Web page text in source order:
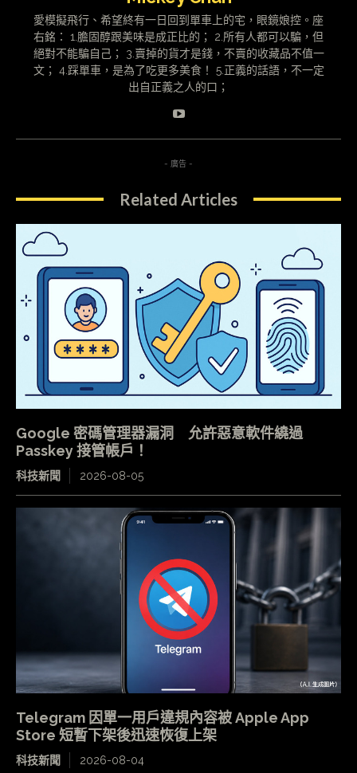
愛模擬飛行、希望終有一日回到單車上的宅，眼鏡娘控。座
右銘： 1.膽固醇跟美味是成正比的； 2.所有人都可以騙，但
絕對不能騙自己； 3.賣掉的貨才是錢，不賣的收藏品不值一
文； 4.踩單車，是為了吃更多美食！ 5.正義的話語，不一定
出自正義之人的口；
- 廣告 -
Related Articles
Google 密碼管理器漏洞 允許惡意軟件繞過
Passkey 接管帳戶！
科技新聞 2026-08-05
Telegram 因單一用戶違規內容被 Apple App
Store 短暫下架後迅速恢復上架
科技新聞 2026-08-04